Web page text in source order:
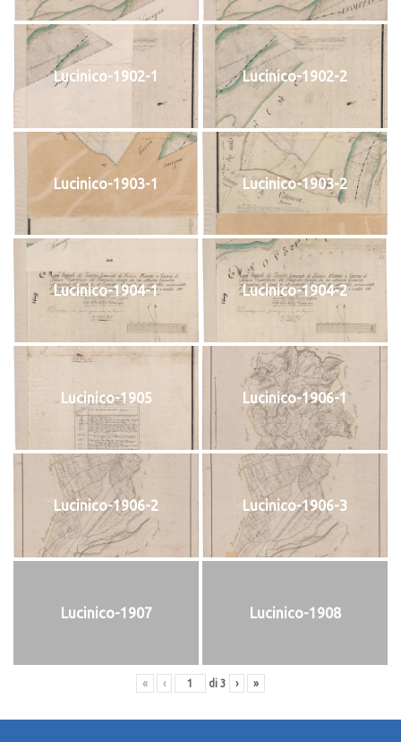
Lucinico-1902-1 Lucinico-1902-2
Lucinico-1903-1 Lucinico-1903-2
Lucinico-1904-1 Lucinico-1904-2
Lucinico-1905 Lucinico-1906-1
Lucinico-1906-2 Lucinico-1906-3
Lucinico-1907 Lucinico-1908
« ‹ di 3 › »